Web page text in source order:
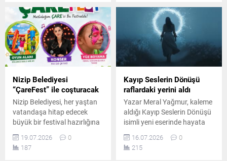
mirasın korunmasına yönelik
yürütülen çalışmaları
değerlendirdi.
gizemlerini kadim sorular
eşliğinde ele alıyor.
Nizip Belediyesi
“ÇareFest” ile coşturacak
Nizip Belediyesi, her yaştan
vatandaşa hitap edecek
büyük bir festival hazırlığına
eğlence dolu anların,
yetişkinler için ise müzik ve
19.07.2026
0
187
Kayıp Seslerin Dönüşü
raflardaki yerini aldı
Yazar Meral Yağmur, kaleme
aldığı Kayıp Seslerin Dönüşü
isimli yeni eserinde hayata
dönüşümü, adaleti ve
kadınların gücünü samimi bir
16.07.2026
0
215